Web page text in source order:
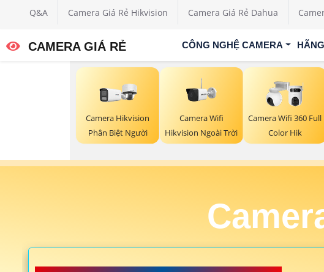
Q&A Camera Giá Rẻ Hikvision Camera Giá Rẻ Dahua
CAMERA GIÁ RẺ CÔNG NGHỆ CAMERA
Camera Hikvision
Phân Biệt Người
Camera Wifi
Hikvision Ngoài Trời
Camera Wifi 360 Full
Color Hik